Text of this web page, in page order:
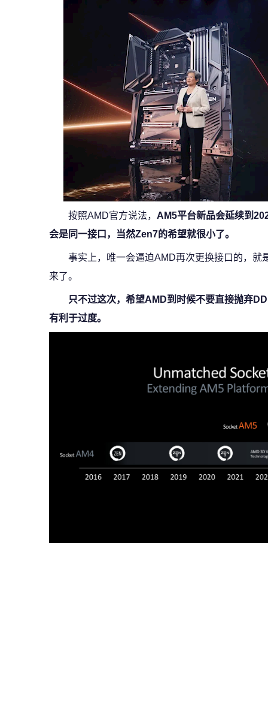
按照AMD官方说法， AM5平台新品会延续到
会是同一接口，当然Zen7的希望就很小了。
事实上，唯一会逼迫AMD再次更换接口的，
来了。
只不过这次，希望AMD到时候不要直接抛弃
有利于过度。